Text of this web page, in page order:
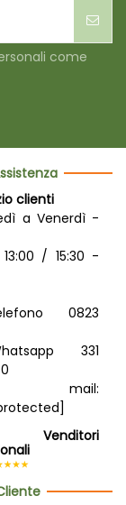
come
clienti
a Venerdì -
/ 15:30 -
0823
331
Venditori